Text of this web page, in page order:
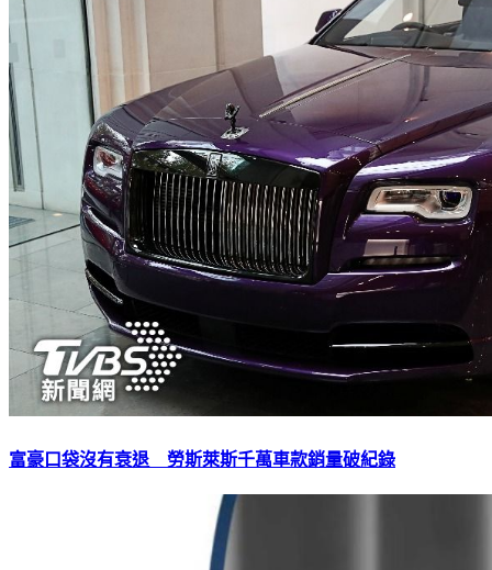
富豪口袋沒有衰退 勞斯萊斯千萬車款銷量破紀錄